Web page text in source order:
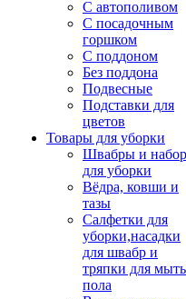
С автополивом
С посадочным
горшком
С поддоном
Без поддона
Подвесные
Подставки для
цветов
Товары для уборки
Швабры и
для уборки
Вёдра, ковши и
тазы
Салфетки для
уборки,насадки
для швабр и
тряпки для
пола